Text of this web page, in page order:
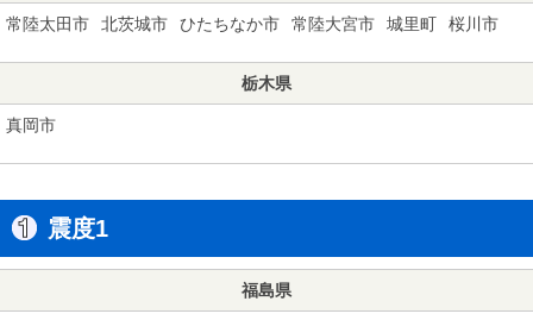
常陸太田市 北茨城市 ひたちなか市 常陸大宮市 城里町 桜川市
栃木県
真岡市
震度1
福島県